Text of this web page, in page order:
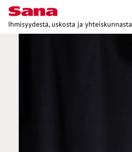
Ihmisyydestä, uskosta ja yhteiskunnasta